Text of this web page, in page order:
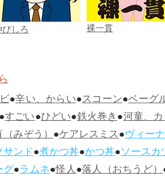
しろ 裸一貫
●辛い、からい●スコーン●ベーグ
すごい●ひどい●鉄火巻き●河童、
みぞう）●ケアレスミス●ヴィー
ンド●煮かつ丼●かつ丼●ソースカ
グ●ラムネ●怪人●落人（おちうど）